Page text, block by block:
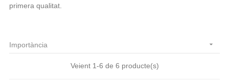
primera qualitat.
Importància 
Veient 1-6 de 6 producte(s)